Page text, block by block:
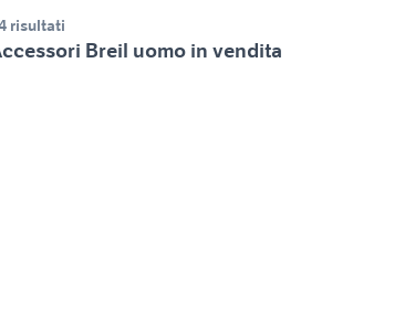
risultati
Breil uomo in vendita